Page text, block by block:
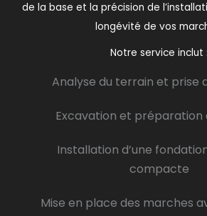
de la base et la précision de
longévité de vos
Notre service inclut :
Analyse du terrain et prise
Excavation et préparation
Installation d’une
compacte
Mise en place des marches